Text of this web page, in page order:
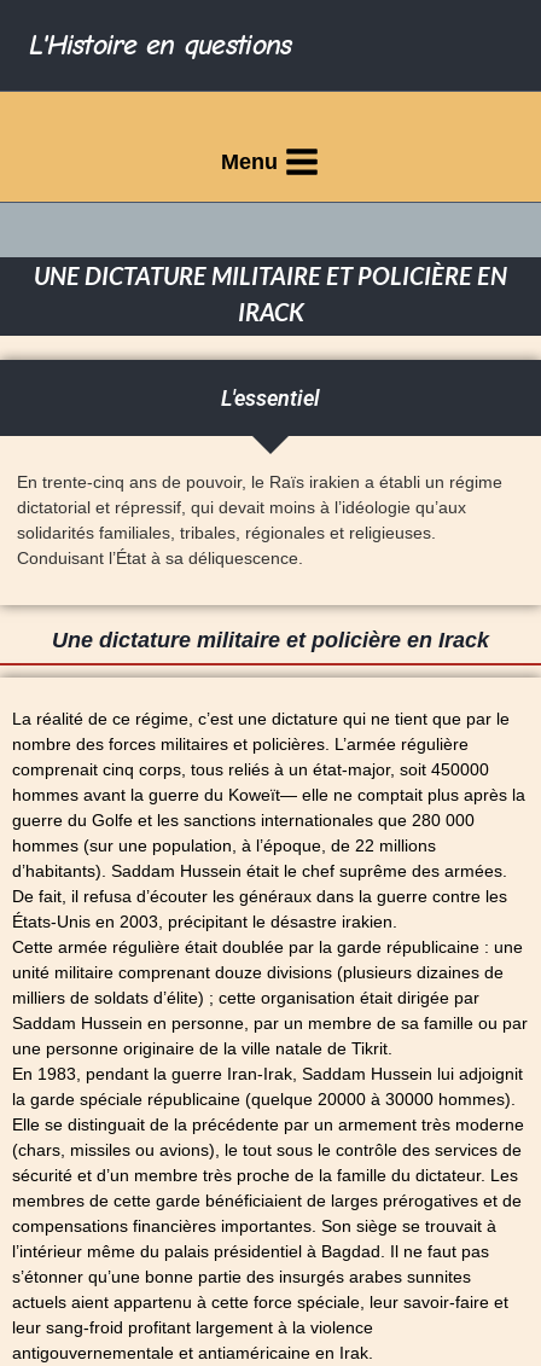
L'Histoire en questions
Menu
UNE DICTATURE MILITAIRE ET POLICIÈRE EN
IRACK
L'essentiel
En trente-cinq ans de pouvoir, le Raïs irakien a établi un régime
dictatorial et répressif, qui devait moins à l’idéologie qu’aux
solidarités familiales, tribales, régionales et religieuses.
Conduisant l’État à sa déliquescence.
Une dictature militaire et policière en Irack
La réalité de ce régime, c’est une dictature qui ne tient que par le
nombre des forces militaires et policières. L’armée régulière
comprenait cinq corps, tous reliés à un état-major, soit 450000
hommes avant la guerre du Koweït— elle ne comptait plus après la
guerre du Golfe et les sanctions internationales que 280 000
hommes (sur une population, à l’époque, de 22 millions
d’habitants). Saddam Hussein était le chef suprême des armées.
De fait, il refusa d’écouter les généraux dans la guerre contre les
États-Unis en 2003, précipitant le désastre irakien.
Cette armée régulière était doublée par la garde républicaine : une
unité militaire comprenant douze divisions (plusieurs dizaines de
milliers de soldats d’élite) ; cette organisation était dirigée par
Saddam Hussein en personne, par un membre de sa famille ou par
une personne originaire de la ville natale de Tikrit.
En 1983, pendant la guerre Iran-Irak, Saddam Hussein lui adjoignit
la garde spéciale républicaine (quelque 20000 à 30000 hommes).
Elle se distinguait de la précédente par un armement très moderne
(chars, missiles ou avions), le tout sous le contrôle des services de
sécurité et d’un membre très proche de la famille du dictateur. Les
membres de cette garde bénéficiaient de larges prérogatives et de
compensations financières importantes. Son siège se trouvait à
l’intérieur même du palais présidentiel à Bagdad. Il ne faut pas
s’étonner qu’une bonne partie des insurgés arabes sunnites
actuels aient appartenu à cette force spéciale, leur savoir-faire et
leur sang-froid profitant largement à la violence
antigouvernementale et antiaméricaine en Irak.